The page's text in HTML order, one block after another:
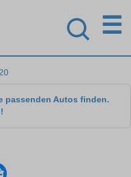
☰
passenden Autos finden.